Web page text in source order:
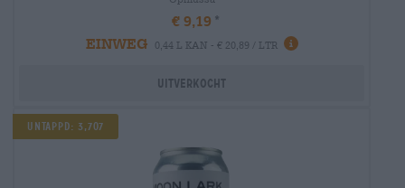
€ 9,19
EINWEG
0,44 L KAN - € 20,89 / LTR
Uitverkocht
Untappd: 3,707